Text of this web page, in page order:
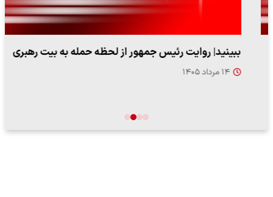
ببینید| روایت رئیس جمهور از لحظه حمله به بیت رهبری
۱۴ مرداد ۱۴۰۵